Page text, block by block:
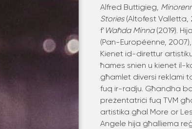
Alfred Buttigieg,
Stories(Altofest Valletta,
f’ Waħda Minna(2019).
(Pan-Européenne, 2007),
Kienet id-direttur
ħames snien u kienet il-
għamlet diversi reklami
fuq ir-radju. Għandha
preżentatriċi fuq TVM
artistika għal More or
Angele hija għalliema